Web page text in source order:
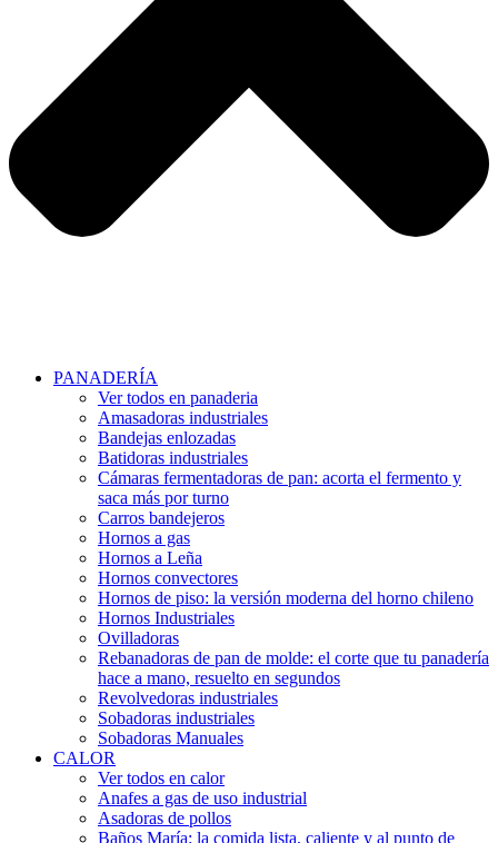
PANADERÍA
Ver todos en panaderia
Amasadoras industriales
Bandejas enlozadas
Batidoras industriales
Cámaras fermentadoras de pan: acorta el fermento y
saca más por turno
Carros bandejeros
Hornos a gas
Hornos a Leña
Hornos convectores
Hornos de piso: la versión moderna del horno chileno
Hornos Industriales
Ovilladoras
Rebanadoras de pan de molde: el corte que tu panadería
hace a mano, resuelto en segundos
Revolvedoras industriales
Sobadoras industriales
Sobadoras Manuales
CALOR
Ver todos en calor
Anafes a gas de uso industrial
Asadoras de pollos
Baños María: la comida lista, caliente y al punto de